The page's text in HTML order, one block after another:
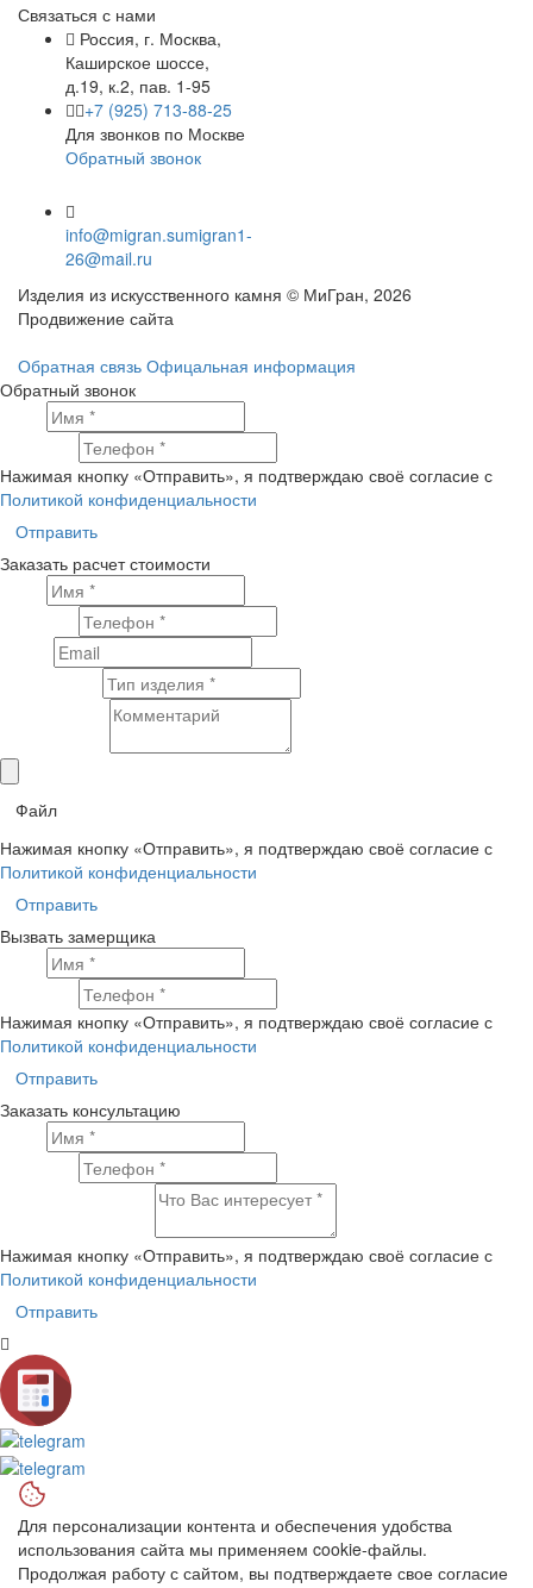
Связаться с нами
Россия, г. Москва,
Каширское шоссе,
д.19, к.2, пав. 1-95
+7 (925) 713-88-25
Для звонков по Москве
Обратный звонок
info@migran.sumigran1-
26@mail.ru
Изделия из искусственного камня © МиГран, 2026
Продвижение сайта
Обратная связь Офицальная информация
Обратный звонок
Нажимая кнопку «Отправить», я подтверждаю своё согласие с
Политикой конфиденциальности
Отправить
Заказать расчет стоимости
Файл
Нажимая кнопку «Отправить», я подтверждаю своё согласие с
Политикой конфиденциальности
Отправить
Вызвать замерщика
Нажимая кнопку «Отправить», я подтверждаю своё согласие с
Политикой конфиденциальности
Отправить
Заказать консультацию
Нажимая кнопку «Отправить», я подтверждаю своё согласие с
Политикой конфиденциальности
Отправить
Для персонализации контента и обеспечения удобства
использования сайта мы применяем cookie-файлы.
Продолжая работу с сайтом, вы подтверждаете свое согласие